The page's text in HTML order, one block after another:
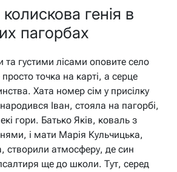
генія в
пагорбах
густими лісами оповите село
точка на карті, а серце
Хата номер сім у присілку
Іван, стояла на пагорбі,
гори. Батько Яків, коваль з
і мати Марія Кульчицька,
створили атмосферу, де син
ще до школи. Тут, серед